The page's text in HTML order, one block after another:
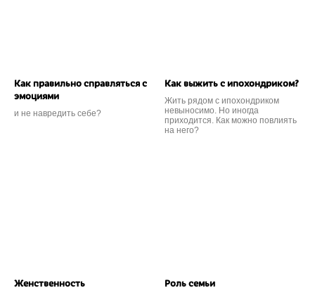
Как правильно справляться с
эмоциями
и не навредить себе?
Как выжить с ипохондриком?
Жить рядом с ипохондриком
невыносимо. Но иногда
приходится. Как можно повлиять
на него?
Женственность
Роль семьи